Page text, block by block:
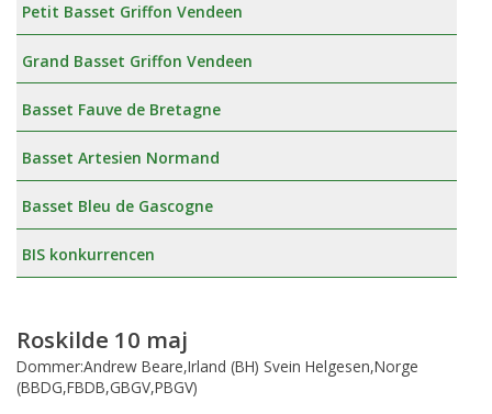
Petit Basset Griffon Vendeen
Grand Basset Griffon Vendeen
Basset Fauve de Bretagne
Basset Artesien Normand
Basset Bleu de Gascogne
BIS konkurrencen
Roskilde 10 maj
Dommer:Andrew Beare,Irland (BH) Svein Helgesen,Norge
(BBDG,FBDB,GBGV,PBGV)